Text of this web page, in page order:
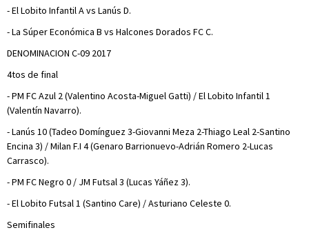
- El Lobito Infantil A vs Lanús D.
- La Súper Económica B vs Halcones Dorados FC C.
DENOMINACION C-09 2017
4tos de final
- PM FC Azul 2 (Valentino Acosta-Miguel Gatti) / El Lobito Infantil 1
(Valentín Navarro).
- Lanús 10 (Tadeo Domínguez 3-Giovanni Meza 2-Thiago Leal 2-Santino
Encina 3) / Milan F.I 4 (Genaro Barrionuevo-Adrián Romero 2-Lucas
Carrasco).
- PM FC Negro 0 / JM Futsal 3 (Lucas Yáñez 3).
- El Lobito Futsal 1 (Santino Care) / Asturiano Celeste 0.
Semifinales